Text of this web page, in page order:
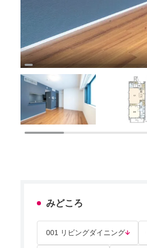
みどころ
001 リビングダイニング